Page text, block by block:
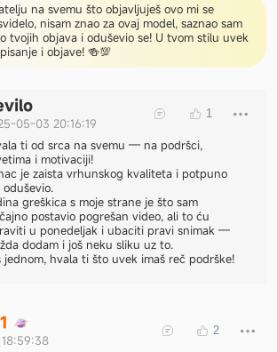
na svemu što objavljuješ ovo mi se
nisam znao za ovaj model, saznao sam
tvojih objava i oduševio se! U tvom stilu uvek
i objave! 🍻💯
05-03 20:16:19
1
ti od srca na svemu — na podršci,
i motivaciji!
je zaista vrhunskog kvaliteta i potpuno
oduševio.
greškica s moje strane je što sam
postavio pogrešan video, ali to ću
u ponedeljak i ubaciti pravi snimak —
dodam i još neku sliku uz to.
jednom, hvala ti što uvek imaš reč podrške!
1 2